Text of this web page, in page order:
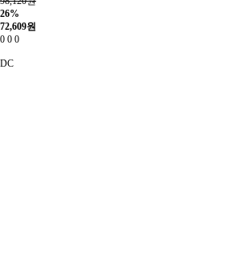
26%
72,609원
0 0 0
DC